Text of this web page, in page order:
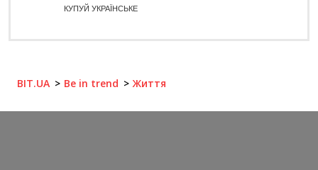
КУПУЙ УКРАЇНСЬКЕ
BIT.UA Be in trend Життя